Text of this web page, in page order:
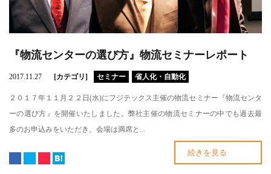
『物流センターの選び方』物流セミナーレポート
2017.11.27 [カテゴリ] セミナー 省人化・自動化
２０１７年１１月２２日(水)にフジテックス主催の物流セミナー『物流センタ
ーの選び方』を開催いたしました。弊社主催の物流セミナーの中でも過去最
多のお申込みをいただき、会場は満席と...
続きを見る